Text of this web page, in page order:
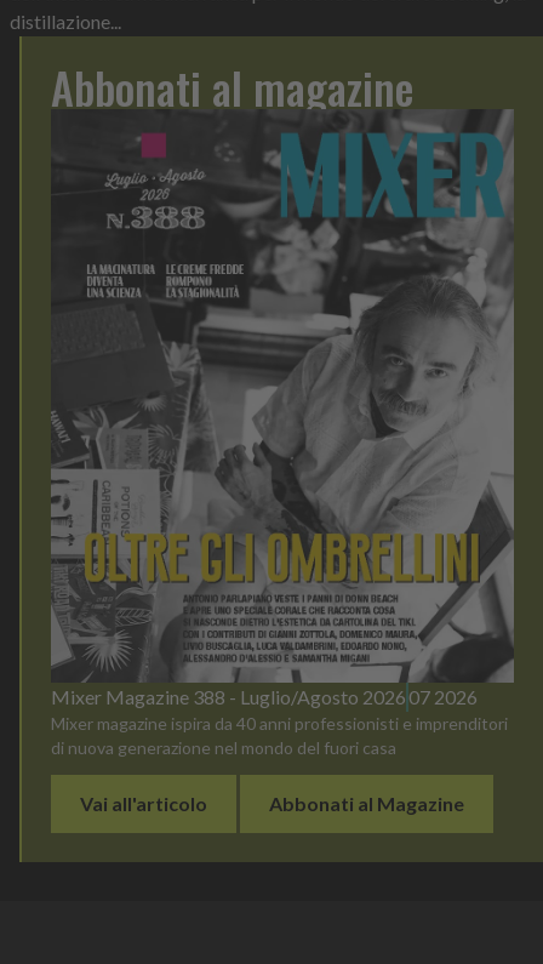
distillazione...
Abbonati al magazine
Mixer Magazine 388 - Luglio/Agosto 2026 07 2026
Mixer magazine ispira da 40 anni professionisti e imprenditori
di nuova generazione nel mondo del fuori casa
Vai all'articolo Abbonati al Magazine